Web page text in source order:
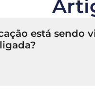
está sendo